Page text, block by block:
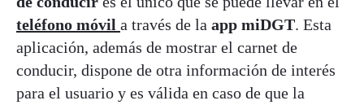
teléfono móvil a través de la app miDGT. Esta
aplicación, además de mostrar el carnet de
conducir, dispone de otra información de interés
para el usuario y es válida en caso de que la